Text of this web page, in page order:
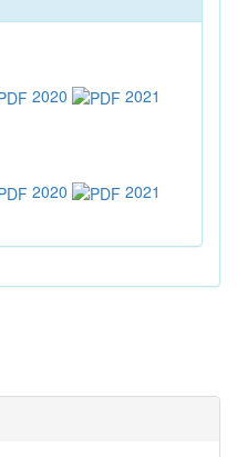
2020
2021
2020
2021